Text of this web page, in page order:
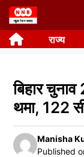
Skip
to
content राज्य
बिहार
थमा, 122
Manisha
Published